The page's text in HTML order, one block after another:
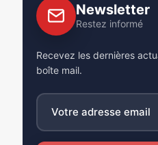
Newsletter
Restez informé
Recevez les dernières
boîte mail.